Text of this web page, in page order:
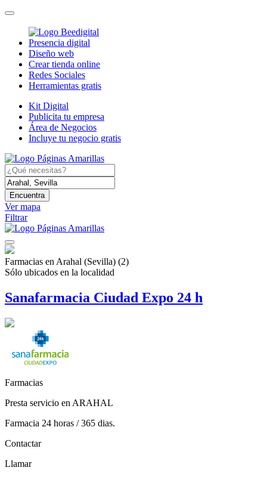
Presencia digital
Diseño web
Crear tienda online
Redes Sociales
Herramientas gratis
Kit Digital
Publicita tu empresa
Área de Negocios
Incluye tu negocio gratis
Encuentra
Ver mapa
Filtrar
Farmacias en Arahal (Sevilla) (2)
Sólo ubicados en la localidad
Sanafarmacia Ciudad Expo 24 h
Farmacias
Presta servicio en ARAHAL
Farmacia 24 horas / 365 dias.
Contactar
Llamar